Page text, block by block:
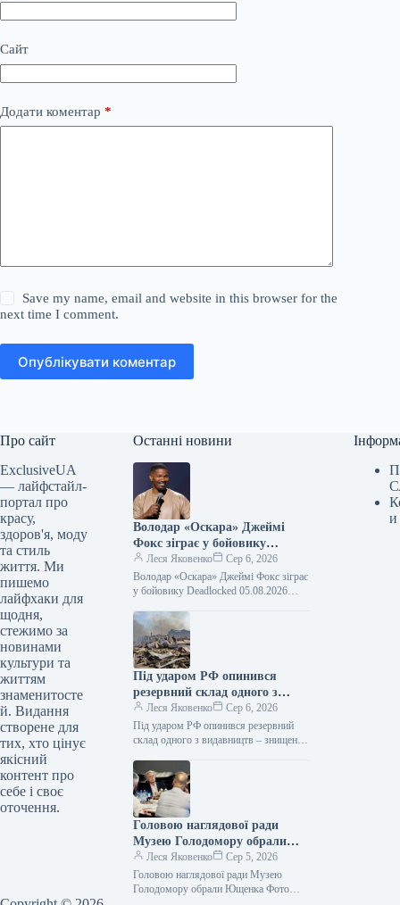
Сайт
Додати коментар *
Save my name, email and website in this browser for the
next time I comment.
Опублікувати коментар
Про сайт
ExclusiveUA
— лайфстайл-
портал про
красу,
здоров'я, моду
та стиль
життя. Ми
пишемо
лайфхаки для
щодня,
стежимо за
новинами
культури та
життям
знаменитосте
й. Видання
створене для
тих, хто цінує
якісний
контент про
себе і своє
оточення.
Останні новини
Володар «Оскара» Джеймі
Фокс зіграє у бойовику
Deadlocked
Леся Яковенко
Сер 6, 2026
Володар «Оскара» Джеймі Фокс зіграє
у бойовику Deadlocked 05.08.2026
лауреат премії «Оскар» Джеймі Фокс
зіграє головну…
Під ударом РФ опинився
резервний склад одного з
видавництв – знищені 100
тисяч книг
Леся Яковенко
Сер 6, 2026
Під ударом РФ опинився резервний
склад одного з видавництв – знищені
Укрінформ Уночі 5 серпня…
Головою наглядової ради
Музею Голодомору обрали
Ющенка
Леся Яковенко
Сер 5, 2026
Головою наглядової ради Музею
Голодомору обрали Ющенка Фото
и